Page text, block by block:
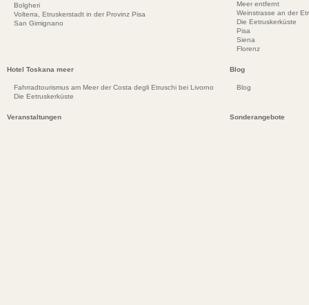
Bolgheri
Volterra, Etruskerstadt in der Provinz Pisa
San Gimignano
Meer entfernt
Weinstrasse an der
Die Eetruskerküste
Pisa
Siena
Florenz
Hotel Toskana meer
Fahrradtourismus am Meer der Costa degli Etruschi bei Livorno
Die Eetruskerküste
Blog
Blog
Veranstaltungen Sonderangebote